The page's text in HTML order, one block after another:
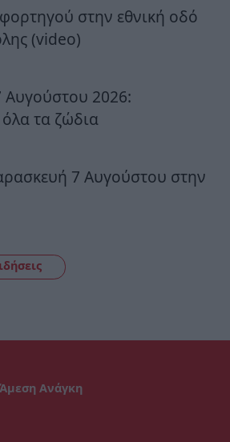
στην εθνική οδό
(video)
2026:
τα ζώδια
7 Αυγούστου στην
Άμεση Ανάγκη